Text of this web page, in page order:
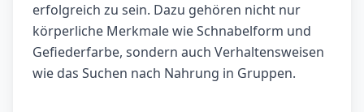
erfolgreich zu sein. Dazu gehören nicht nur
körperliche Merkmale wie Schnabelform und
Gefiederfarbe, sondern auch Verhaltensweisen
wie das Suchen nach Nahrung in Gruppen.